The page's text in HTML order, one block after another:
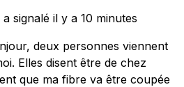
a signalé il y a 10 minutes
deux personnes viennent
Elles disent être de chez
que ma fibre va être coupée